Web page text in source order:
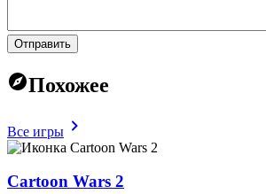
Отправить
Похожее
Все игры
Cartoon Wars 2